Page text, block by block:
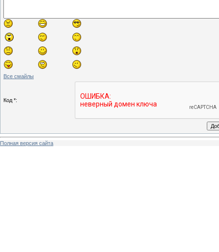
Все смайлы
Код *:
Полная версия сайта